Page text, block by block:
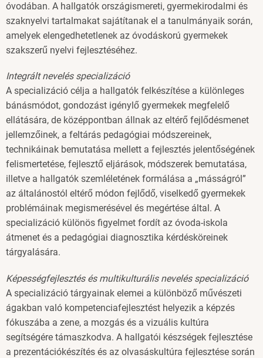
óvodában. A hallgatók országismereti, gyermekirodalmi és
szaknyelvi tartalmakat sajátítanak el a tanulmányaik során,
amelyek elengedhetetlenek az óvodáskorú gyermekek
szakszerű nyelvi fejlesztéséhez.
Integrált nevelés specializáció
A specializáció célja a hallgatók felkészítése a különleges
bánásmódot, gondozást igénylő gyermekek megfelelő
ellátására, de középpontban állnak az eltérő fejlődésmenet
jellemzőinek, a feltárás pedagógiai módszereinek,
technikáinak bemutatása mellett a fejlesztés jelentőségének
felismertetése, fejlesztő eljárások, módszerek bemutatása,
illetve a hallgatók szemléletének formálása a „másságról”
az általánostól eltérő módon fejlődő, viselkedő gyermekek
problémáinak megismerésével és megértése által. A
specializáció különös figyelmet fordít az óvoda-iskola
átmenet és a pedagógiai diagnosztika kérdésköreinek
tárgyalására.
Képességfejlesztés és multikulturális nevelés specializáció
A specializáció tárgyainak elemei a különböző művészeti
ágakban való kompetenciafejlesztést helyezik a képzés
fókuszába a zene, a mozgás és a vizuális kultúra
segítségére támaszkodva. A hallgatói készségek fejlesztése
a prezentációkészítés és az olvasáskultúra fejlesztése során